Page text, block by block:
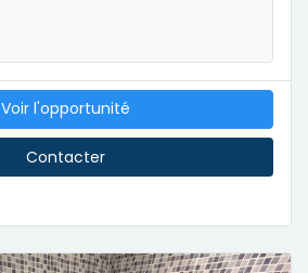
Voir l'opportunité
Contacter